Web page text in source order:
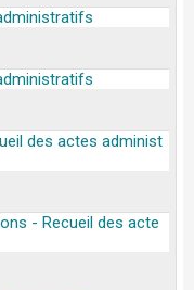
des actes administ
- Recueil des acte